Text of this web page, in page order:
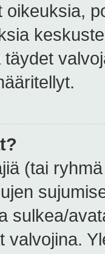
oikeuksia,
(tai
sulkea/
valvojina.